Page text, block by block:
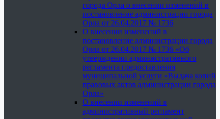
города Орла о внесении изменений в
постановление администрации города
Орла от 26.04.2017 № 1736
О внесении изменений в
постановление администрации города
Орла от 26.04.2017 № 1736 «Об
утверждении административного
регламента предоставления
муниципальной услуги «Выдача копий
правовых актов администрации города
Орла»
О внесении изменений в
административный регламент